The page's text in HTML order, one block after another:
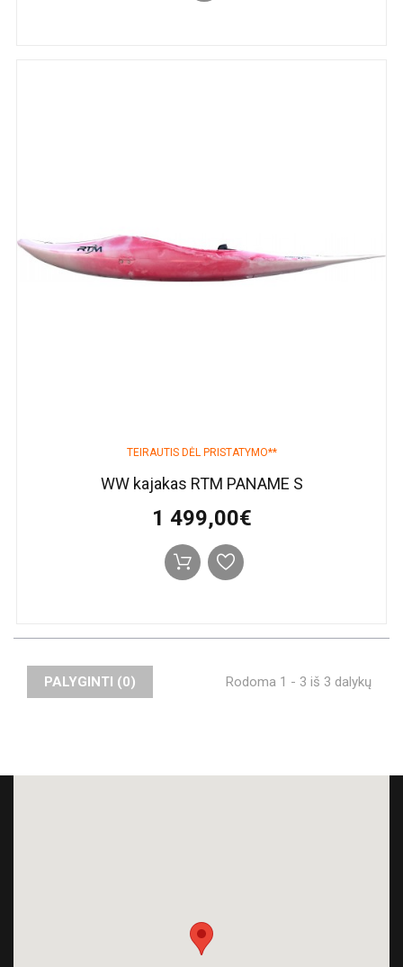
TEIRAUTIS DĖL PRISTATYMO**
WW kajakas RTM PANAME S
1 499,00€
PALYGINTI (0) Rodoma 1 - 3 iš 3 dalykų